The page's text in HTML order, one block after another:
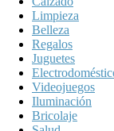
Limpieza
Belleza
Regalos
Juguetes
Videojuegos
Iluminación
Bricolaje